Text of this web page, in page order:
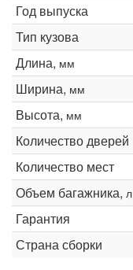
Год выпуска
Тип кузова
Длина, мм
Ширина, мм
Высота, мм
Количество дверей
Количество мест
Объем багажника, л
Гарантия
Страна сборки